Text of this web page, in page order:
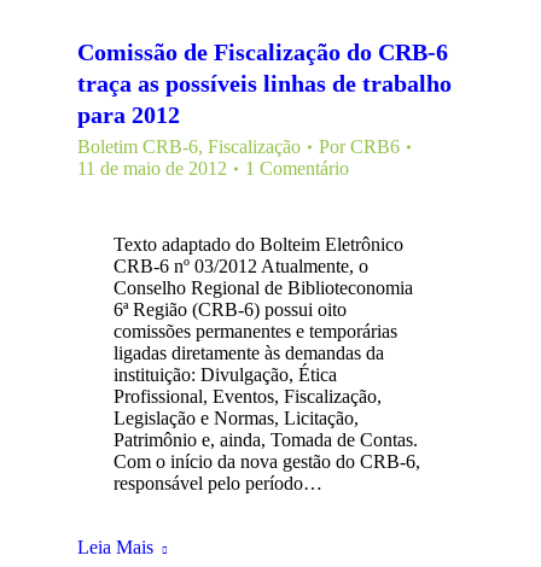
Comissão de Fiscalização do CRB-6
traça as possíveis linhas de trabalho
para 2012
Boletim CRB-6, Fiscalização PorCRB6
11 de maio de 2012
1 Comentário
Texto adaptado do Bolteim Eletrônico
CRB-6 nº 03/2012 Atualmente, o
Conselho Regional de Biblioteconomia
6ª Região (CRB-6) possui oito
comissões permanentes e temporárias
ligadas diretamente às demandas da
instituição: Divulgação, Ética
Profissional, Eventos, Fiscalização,
Legislação e Normas, Licitação,
Patrimônio e, ainda, Tomada de Contas.
Com o início da nova gestão do CRB-6,
responsável pelo período…
Leia Mais